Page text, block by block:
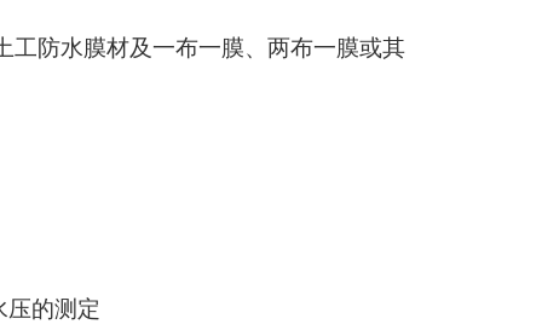
工防水膜材及一布一膜、两布一膜或其
压的测定